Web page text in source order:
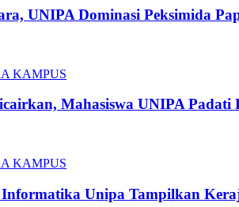
UNIPA Dominasi Peksimida
KAMPUS
Mahasiswa UNIPA Padati
KAMPUS
Informatika Unipa Tampilkan